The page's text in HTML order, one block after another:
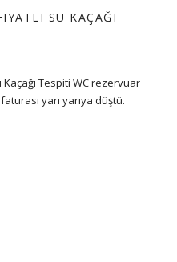
SU KAÇAĞI
Tespiti WC rezervuar
yarı yarıya düştü.